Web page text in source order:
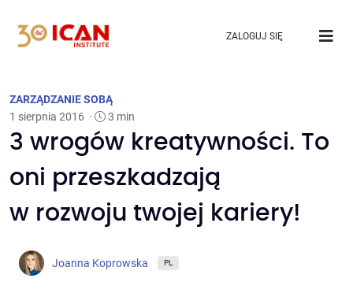
ZALOGUJ SIĘ
ZARZĄDZANIE SOBĄ
1 sierpnia 2016 · 3 min
3 wrogów kreatywności. To
oni przeszkadzają
w rozwoju twojej kariery!
Joanna Koprowska PL